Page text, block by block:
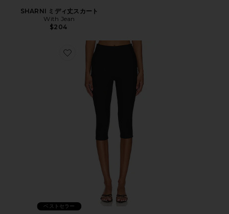
SHARNI ミディ丈スカート
With Jean
$204
Favorite CHAYA カプリ
ベストセラー